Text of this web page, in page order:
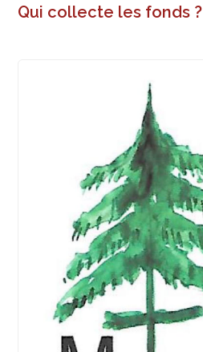
Qui collecte les fonds ?